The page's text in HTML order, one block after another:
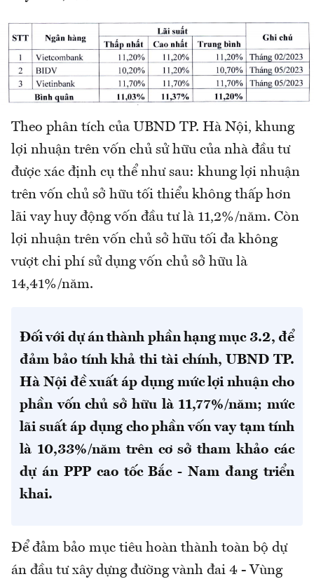
Theo phân tích của UBND TP. Hà Nội, khung
lợi nhuận trên vốn chủ sử hữu của nhà đầu tư
được xác định cụ thể như sau: khung lợi nhuận
trên vốn chủ sở hữu tối thiểu không thấp hơn
lãi vay huy động vốn đầu tư là 11,2%/năm. Còn
lợi nhuận trên vốn chủ sở hữu tối đa không
vượt chi phí sử dụng vốn chủ sở hữu là
14,41%/năm.
Đối với dự án thành phần hạng mục 3.2, để
đảm bảo tính khả thi tài chính, UBND TP.
Hà Nội đề xuất áp dụng mức lợi nhuận cho
phần vốn chủ sở hữu là 11,77%/năm; mức
lãi suất áp dụng cho phần vốn vay tạm tính
là 10,33%/năm trên cơ sở tham khảo các
dự án PPP cao tốc Bắc - Nam đang triển
khai.
Để đảm bảo mục tiêu hoàn thành toàn bộ dự
án đầu tư xây dựng đường vành đai 4 - Vùng